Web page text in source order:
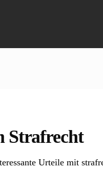
Strafrecht
Urteile mit